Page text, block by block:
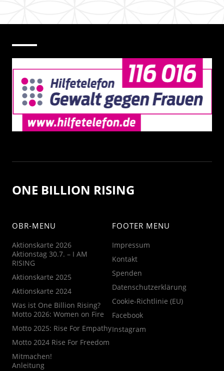
ONE BILLION RISING
OBR-MENU
Aktionskarte 2026
Aktionstag 30.7. – I AM
RISING
Aktionskarte 2025
Aktionskarte 2024
Was ist One Billion Rising?
Motto 2026: Women on Fire
Motto 2025: Rise For Empathy
Motto 2024 Rise For Freedom
Mitmachen!
Anleitung
FOOTER MENU
Impressum
Kontakt
Spenden
Datenschutzerklärung
Cookie-Richtlinie (EU)
Facebook
Instagram